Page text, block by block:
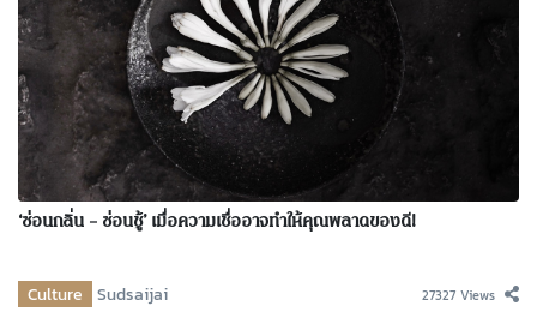
‘ซ่อนกลิ่น – ซ่อนชู้’ เมื่อความเชื่ออาจทำให้คุณพลาดของดี!
Culture Sudsaijai 27327 Views